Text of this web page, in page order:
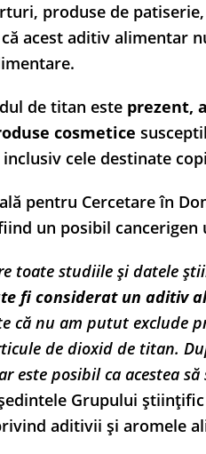
produse de
acest aditiv alimentar
de titan este prezent,
cosmetice
cele destinate
pentru Cercetare în
un posibil cancerigen
toate studiile și datele
fi considerat un aditiv
că nu am putut exclude
de dioxid de titan.
este posibil ca acestea
Grupului
aditivii și aromele